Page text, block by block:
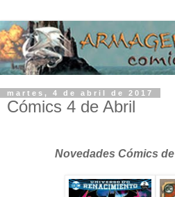
martes, 4 de abril de 2017
Cómics 4 de Abril
Novedades Cómics